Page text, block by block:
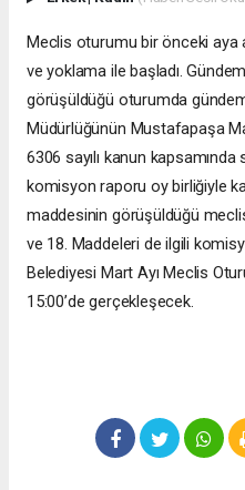
Meclis oturumu bir önceki aya
ve yoklama ile başladı.
görüşüldüğü oturumda
Müdürlüğünün Mustafapaşa
6306 sayılı kanun kapsamında
komisyon raporu oy birliğiyle
maddesinin görüşüldüğü
ve 18. Maddeleri de ilgili
Belediyesi Mart Ayı Meclis
15:00’de gerçekleşecek.